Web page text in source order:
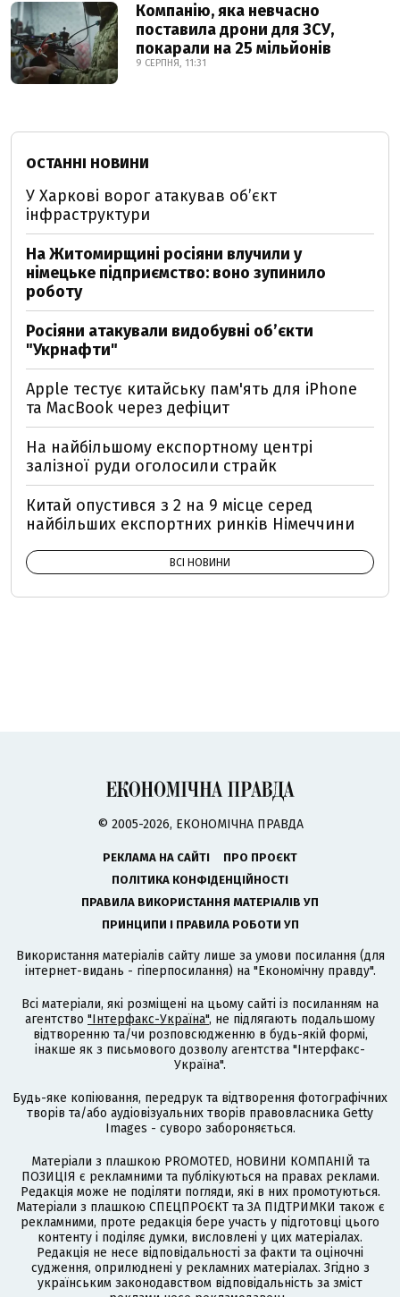
Компанію, яка невчасно
поставила дрони для ЗСУ,
покарали на 25 мільйонів
9 СЕРПНЯ, 11:31
ОСТАННІ НОВИНИ
У Харкові ворог атакував обʼєкт
інфраструктури
На Житомирщині росіяни влучили у
німецьке підприємство: воно зупинило
роботу
Росіяни атакували видобувні обʼєкти
"Укрнафти"
Apple тестує китайську пам'ять для iPhone
та MacBook через дефіцит
На найбільшому експортному центрі
залізної руди оголосили страйк
Китай опустився з 2 на 9 місце серед
найбільших експортних ринків Німеччини
ВСІ НОВИНИ
© 2005-2026, ЕКОНОМІЧНА ПРАВДА
РЕКЛАМА НА САЙТІ
ПРО ПРОЄКТ
ПОЛІТИКА КОНФІДЕНЦІЙНОСТІ
ПРАВИЛА ВИКОРИСТАННЯ МАТЕРІАЛІВ УП
ПРИНЦИПИ І ПРАВИЛА РОБОТИ УП
Використання матеріалів сайту лише за умови посилання (для
інтернет-видань - гіперпосилання) на "Економічну правду".
Всі матеріали, які розміщені на цьому сайті із посиланням на
агентство "Інтерфакс-Україна", не підлягають подальшому
відтворенню та/чи розповсюдженню в будь-якій формі,
інакше як з письмового дозволу агентства "Інтерфакс-
Україна".
Будь-яке копіювання, передрук та відтворення фотографічних
творів та/або аудіовізуальних творів правовласника Getty
Images - суворо забороняється.
Матеріали з плашкою PROMOTED, НОВИНИ КОМПАНІЙ та
ПОЗИЦІЯ є рекламними та публікуються на правах реклами.
Редакція може не поділяти погляди, які в них промотуються.
Матеріали з плашкою СПЕЦПРОЄКТ та ЗА ПІДТРИМКИ також є
рекламними, проте редакція бере участь у підготовці цього
контенту і поділяє думки, висловлені у цих матеріалах.
Редакція не несе відповідальності за факти та оціночні
судження, оприлюднені у рекламних матеріалах. Згідно з
українським законодавством відповідальність за зміст